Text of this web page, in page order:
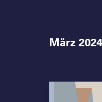
März 2024